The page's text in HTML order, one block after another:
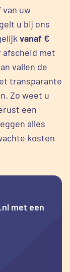
van uw
u bij ons
vanaf €
afscheid met
vallen de
transparante
Zo weet u
een
alles
kosten
met een